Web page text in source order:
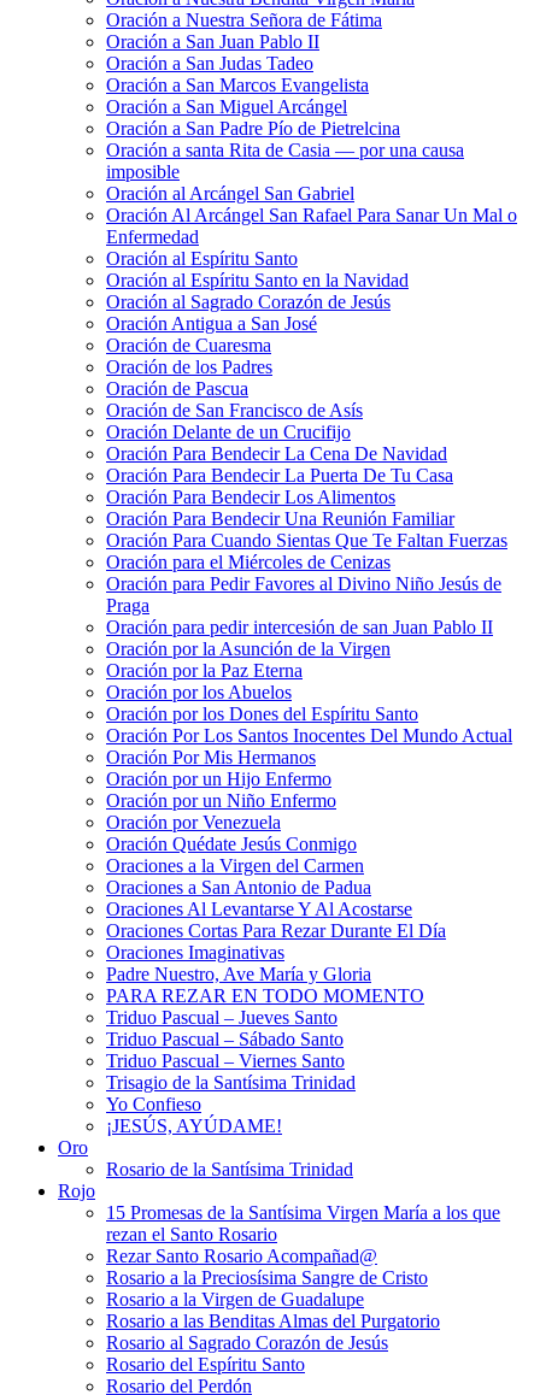
Oración a Nuestra Señora de Fátima
Oración a San Juan Pablo II
Oración a San Judas Tadeo
Oración a San Marcos Evangelista
Oración a San Miguel Arcángel
Oración a San Padre Pío de Pietrelcina
Oración a santa Rita de Casia — por una causa
imposible
Oración al Arcángel San Gabriel
Oración Al Arcángel San Rafael Para Sanar Un Mal o
Enfermedad
Oración al Espíritu Santo
Oración al Espíritu Santo en la Navidad
Oración al Sagrado Corazón de Jesús
Oración Antigua a San José
Oración de Cuaresma
Oración de los Padres
Oración de Pascua
Oración de San Francisco de Asís
Oración Delante de un Crucifijo
Oración Para Bendecir La Cena De Navidad
Oración Para Bendecir La Puerta De Tu Casa
Oración Para Bendecir Los Alimentos
Oración Para Bendecir Una Reunión Familiar
Oración Para Cuando Sientas Que Te Faltan Fuerzas
Oración para el Miércoles de Cenizas
Oración para Pedir Favores al Divino Niño Jesús de
Praga
Oración para pedir intercesión de san Juan Pablo II
Oración por la Asunción de la Virgen
Oración por la Paz Eterna
Oración por los Abuelos
Oración por los Dones del Espíritu Santo
Oración Por Los Santos Inocentes Del Mundo Actual
Oración Por Mis Hermanos
Oración por un Hijo Enfermo
Oración por un Niño Enfermo
Oración por Venezuela
Oración Quédate Jesús Conmigo
Oraciones a la Virgen del Carmen
Oraciones a San Antonio de Padua
Oraciones Al Levantarse Y Al Acostarse
Oraciones Cortas Para Rezar Durante El Día
Oraciones Imaginativas
Padre Nuestro, Ave María y Gloria
PARA REZAR EN TODO MOMENTO
Triduo Pascual – Jueves Santo
Triduo Pascual – Sábado Santo
Triduo Pascual – Viernes Santo
Trisagio de la Santísima Trinidad
Yo Confieso
¡JESÚS, AYÚDAME!
Oro
Rosario de la Santísima Trinidad
Rojo
15 Promesas de la Santísima Virgen María a los que
rezan el Santo Rosario
Rezar Santo Rosario Acompañad@
Rosario a la Preciosísima Sangre de Cristo
Rosario a la Virgen de Guadalupe
Rosario a las Benditas Almas del Purgatorio
Rosario al Sagrado Corazón de Jesús
Rosario del Espíritu Santo
Rosario del Perdón